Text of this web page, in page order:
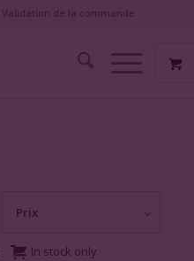
Prix
In stock only